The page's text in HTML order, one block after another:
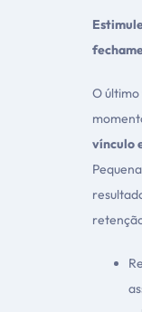
O
vínculo